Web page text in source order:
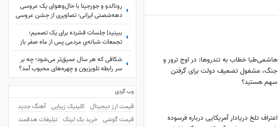
هاشمی‌طبا خطاب به تندروها: در اوج ترور و
جنگ، مشغول تضعیف دولت برای گرفتن
سهم هستید؟
اعتراف تلخ دریادار آمریکایی درباره فرسوده
رونالدو و جورجینا با حال‌وهوای یک عروسی
دهه‌شصتی ایرانی؛ تصاویری از جشن عروسی
ستاره فوتبال با حضور هالند، امباپه و مسی
که همه را غافلگیر کرد!
ببینید| جلسات فشرده برای یک تصمیم؛
تجمعات شبانه‌یِ مردمی پس از ماه صفر باز
هم ادامه دارد؟
شکافی که هر سال عمیق‌تر می‌شود؛ چه بر
سر رابطه تلویزیون و چهره‌های محبوب آمد؟
وب گردی
قیمت ارز دیجیتال کلینیک زیبایی آهنگ جدید
قیمت گوشی خرید بک لینک تبلیغات هدفمند